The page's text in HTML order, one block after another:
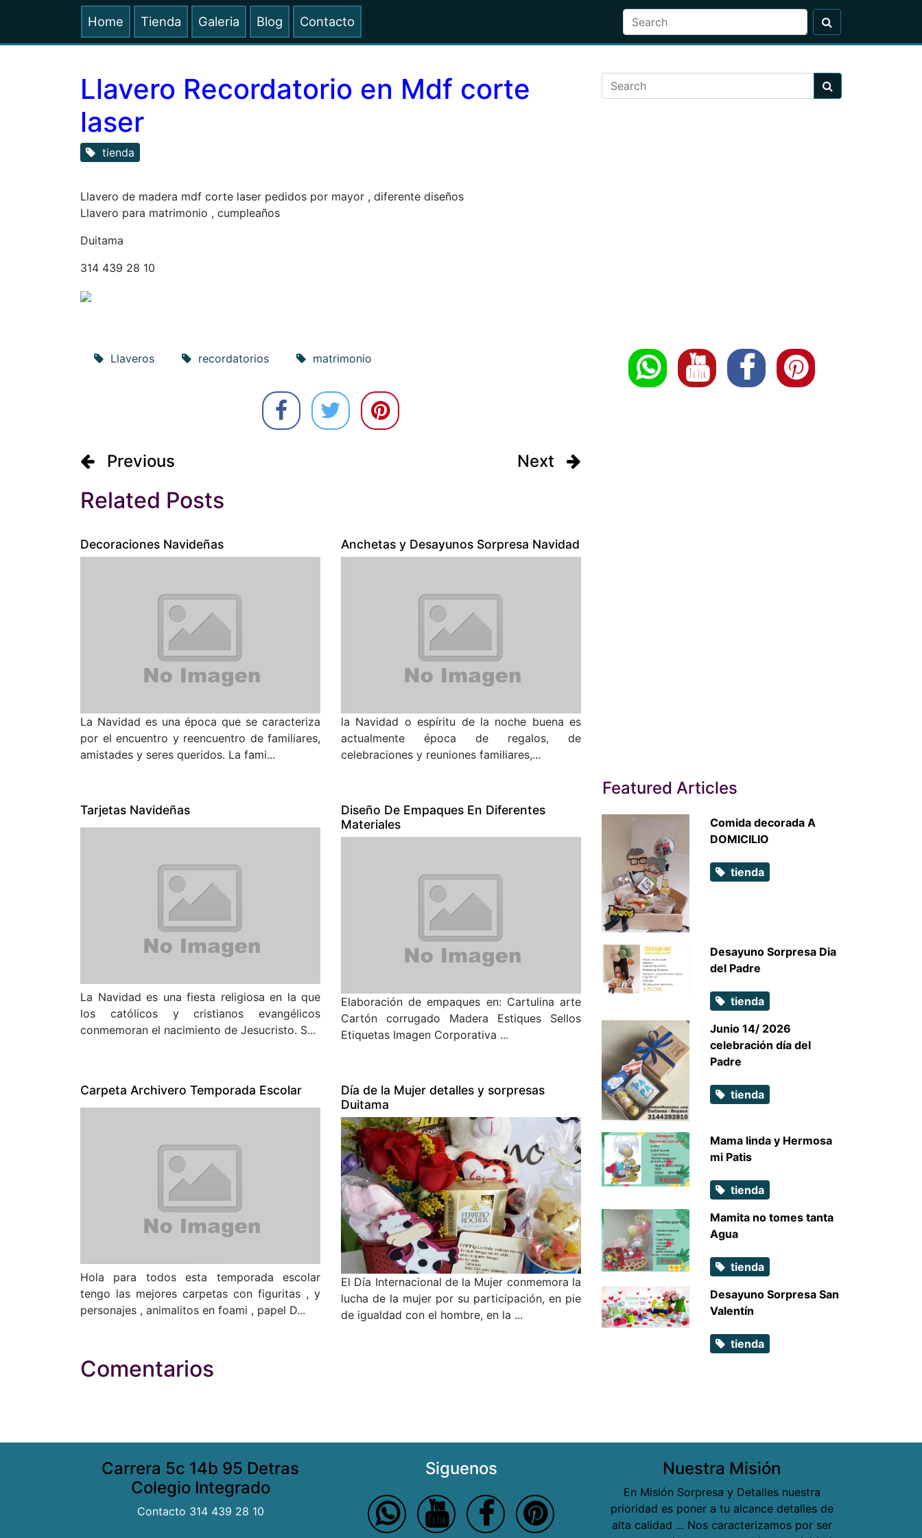
Home Tienda Galeria Blog Contacto
Llavero Recordatorio en Mdf corte
laser
tienda
Llavero de madera mdf corte laser pedidos por mayor , diferente diseños
Llavero para matrimonio , cumpleaños
Duitama
314 439 28 10
Llaveros recordatorios matrimonio
Previous Next
Related Posts
Decoraciones Navideñas
La Navidad es una época que se caracteriza
por el encuentro y reencuentro de familiares,
amistades y seres queridos. La fami...
Anchetas y Desayunos Sorpresa Navidad
la Navidad o espíritu de la noche buena es
actualmente época de regalos, de
celebraciones y reuniones familiares,...
Tarjetas Navideñas
La Navidad es una fiesta religiosa en la que
los católicos y cristianos evangélicos
conmemoran el nacimiento de Jesucristo. S...
Diseño De Empaques En Diferentes
Materiales
Elaboración de empaques en: Cartulina arte
Cartón corrugado Madera Estiques Sellos
Etiquetas Imagen Corporativa ...
Carpeta Archivero Temporada Escolar
Hola para todos esta temporada escolar
tengo las mejores carpetas con figuritas , y
personajes , animalitos en foami , papel D...
Día de la Mujer detalles y sorpresas
Duitama
El Día Internacional de la Mujer conmemora la
lucha de la mujer por su participación, en pie
de igualdad con el hombre, en la ...
Comentarios
Featured Articles
Comida decorada A
DOMICILIO
tienda
Desayuno Sorpresa Dia
del Padre
tienda
Junio 14/ 2026
celebración día del
Padre
tienda
Mama linda y Hermosa
mi Patis
tienda
Mamita no tomes tanta
Agua
tienda
Desayuno Sorpresa San
Valentín
tienda
Carrera 5c 14b 95 Detras
Colegio Integrado
Contacto 314 439 28 10
Siguenos Nuestra Misión
En Misión Sorpresa y Detalles nuestra
prioridad es poner a tu alcance detalles de
alta calidad ... Nos caracterizamos por ser